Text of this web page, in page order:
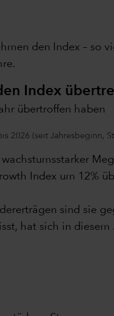
den Index –
Index
übertroffen haben
2026 (seit Jahresbeginn,
Index um 12%
sind sie
hat sich in